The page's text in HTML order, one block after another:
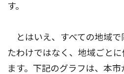
す。
とはいえ、すべての地域で
たわけではなく、地域ごと
ます。下記のグラフは、本